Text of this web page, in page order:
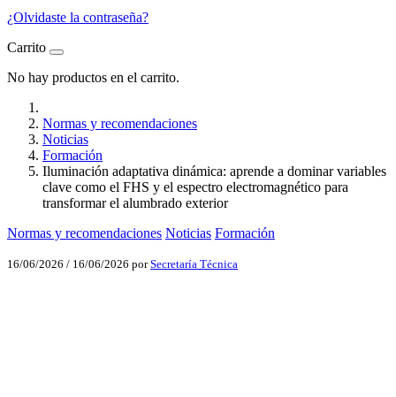
¿Olvidaste la contraseña?
Carrito
No hay productos en el carrito.
Normas y recomendaciones
Noticias
Formación
Iluminación adaptativa dinámica: aprende a dominar variables
clave como el FHS y el espectro electromagnético para
transformar el alumbrado exterior
Normas y recomendaciones Noticias Formación
16/06/2026 / 16/06/2026 porSecretaría Técnica